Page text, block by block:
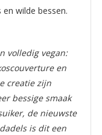
wilde bessen.
volledig vegan:
en
creatie zijn
bessige smaak
de nieuwste
is dit een